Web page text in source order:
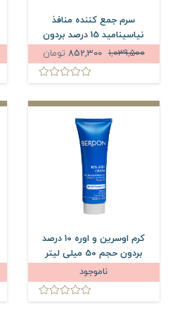
سرم جمع کننده منافذ
نیاسینامید 15 درصد بردون
حجم 30 میلی لیتر
1,039,500
852,300 تومان
کرم اوسرین و اوره 10 درصد
بردون حجم 50 میلی لیتر
ناموجود